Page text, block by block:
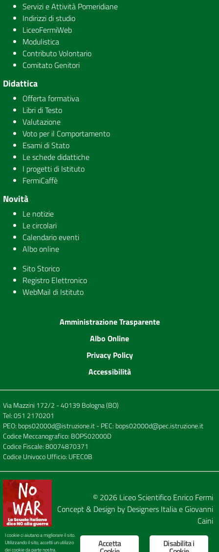
Servizi e Attività Pomeridiane
Indirizzi di studio
LiceoFermiWeb
Modulistica
Contributo Volontario
Comitato Genitori
Didattica
Offerta formativa
Libri di Testo
Valutazione
Voto per il Comportamento
Esami di Stato
Le schede didattiche
I progetti di Istituto
FermiCaffè
Novità
Le notizie
Le circolari
Calendario eventi
Albo online
Sito Storico
Registro Elettronico
WebMail di Istituto
Amministrazione Trasparente
Albo Online
Privacy Policy
Accessibilità
Via Mazzini 172/2 - 40139 Bologna (BO)
Tel:051 2170201
PEO: bops02000d@istruzione.it- PEC: bops02000d@pec.istruzione.it
Codice Meccanografico: BOPS02000D
Codice Fiscale: 80074870371
Codice Univoco Ufficio: UFEC0B
© 2026 Liceo Scientifico Enrico Fermi
Concept & Design by Designers Italiae Giovanni
Caini
Disabilita i
Accetta
I cookie ci aiutano a migliorare il sito.
Utilizzando il sito, accetti un utilizzo
dei cookie da parte nostra.